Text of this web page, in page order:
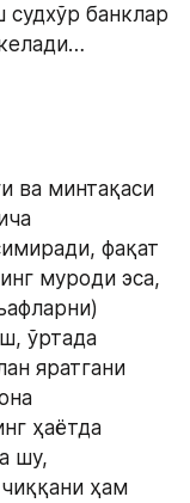
банклар
ва минтақаси
фақат
муроди эса,
ўртада
яратгани
ҳаётда
шу,
ҳам